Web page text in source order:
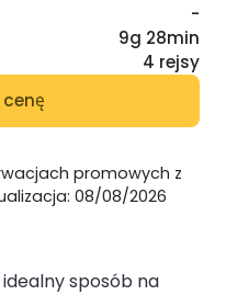
-
9g 28min
4 rejsy
promowych z
08/08/2026
sposób na